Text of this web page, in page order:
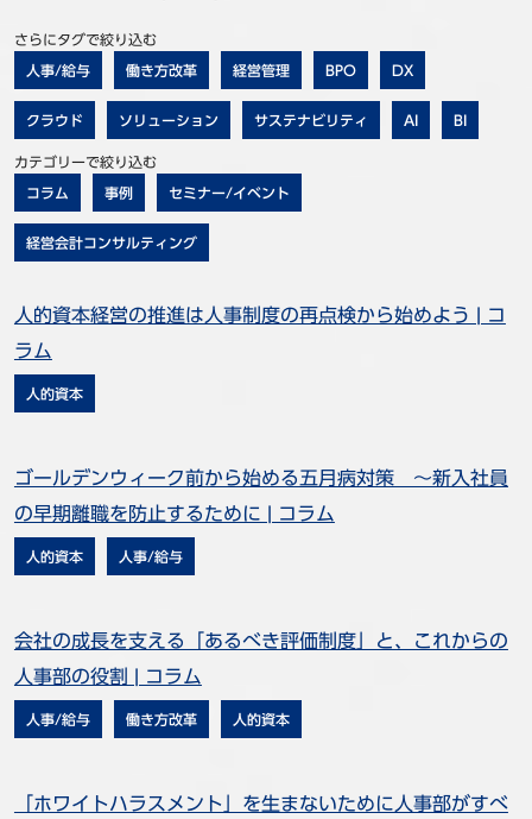
さらにタグで絞り込む
人事/給与 働き方改革 経営管理 BPO DX
クラウド ソリューション サステナビリティ AI BI
カテゴリーで絞り込む
コラム 事例 セミナー/イベント
経営会計コンサルティング
人的資本経営の推進は人事制度の再点検から始めよう | コ
ラム
人的資本
ゴールデンウィーク前から始める五月病対策 ～新入社員
の早期離職を防止するために | コラム
人的資本 人事/給与
会社の成長を支える「あるべき評価制度」と、これからの
人事部の役割 | コラム
人事/給与 働き方改革 人的資本
「ホワイトハラスメント」を生まないために人事部がすべ